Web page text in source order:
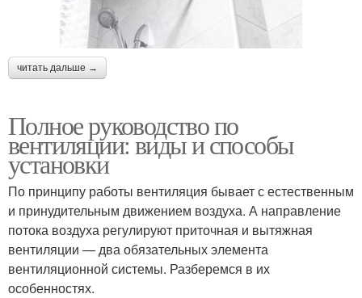
читать дальше →
Полное руководство по
вентиляции: виды и способы
установки
По принципу работы вентиляция бывает с естественным
и принудительным движением воздуха. А направление
потока воздуха регулируют приточная и вытяжная
вентиляции — два обязательных элемента
вентиляционной системы. Разберемся в их
особенностях.